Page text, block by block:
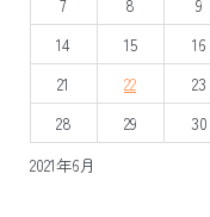
シ
ョ
ン
2021年6月
7
8 9
14
15 16
21
22 23
28
29 30